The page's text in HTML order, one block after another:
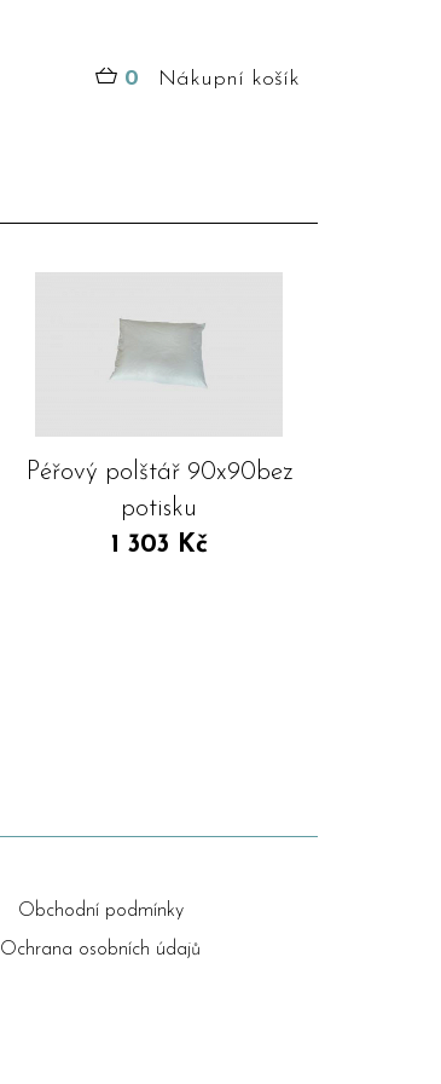
0 Nákupní košík
Péřový polštář 90x90bez
potisku
1 303 Kč
Obchodní podmínky
Ochrana osobních údajů